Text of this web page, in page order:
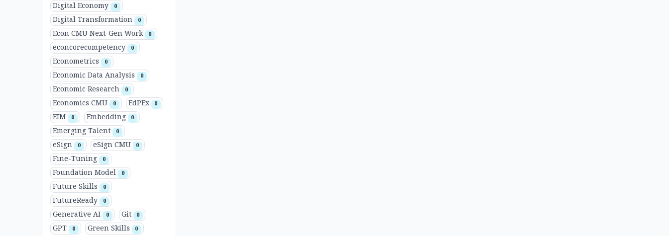
Digital Economy 0
Digital Transformation 0
Econ CMU Next-Gen Work 0
econcorecompetency 0
Econometrics 0
Economic Data Analysis 0
Economic Research 0
Economics CMU 0 EdPEx 0
EIM 0 Embedding 0
Emerging Talent 0
eSign 0 eSign CMU 0
Fine-Tuning 0
Foundation Model 0
Future Skills 0
FutureReady 0
Generative AI 0 Git 0
GPT 0 Green Skills 0